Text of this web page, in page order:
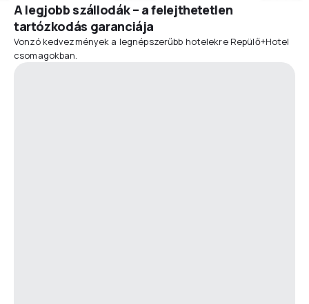
A legjobb szállodák – a felejthetetlen
tartózkodás garanciája
Vonzó kedvezmények a legnépszerűbb hotelekre Repülő+Hotel
csomagokban.